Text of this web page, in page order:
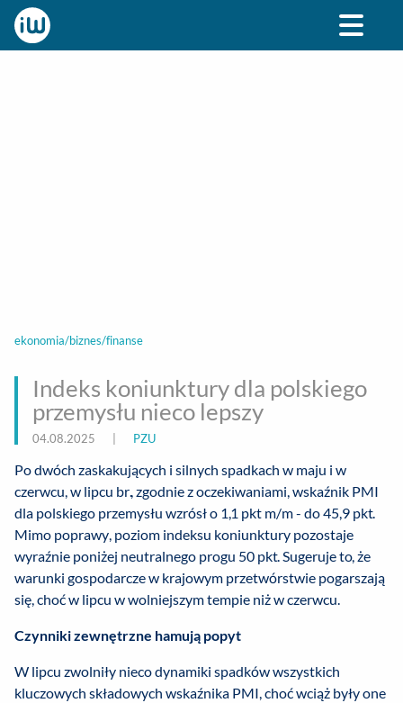
ekonomia/biznes/finanse
Indeks koniunktury dla polskiego
przemysłu nieco lepszy
04.08.2025 PZU
Po dwóch zaskakujących i silnych spadkach w maju i w
czerwcu, w lipcu br., zgodnie z oczekiwaniami, wskaźnik PMI
dla polskiego przemysłu wzrósł o 1,1 pkt m/m - do 45,9 pkt.
Mimo poprawy, poziom indeksu koniunktury pozostaje
wyraźnie poniżej neutralnego progu 50 pkt. Sugeruje to, że
warunki gospodarcze w krajowym przetwórstwie pogarszają
się, choć w lipcu w wolniejszym tempie niż w czerwcu.
Czynniki zewnętrzne hamują popyt
W lipcu zwolniły nieco dynamiki spadków wszystkich
kluczowych składowych wskaźnika PMI, choć wciąż były one